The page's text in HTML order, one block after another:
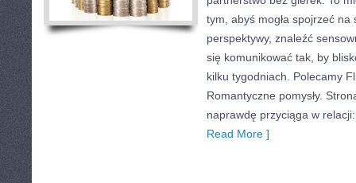
tym, abyś mogła spojrzeć
perspektywy, znaleźć
się komunikować tak, by
kilku tygodniach. Polecamy
Romantyczne pomysły.
naprawdę przyciąga w
Read More ]